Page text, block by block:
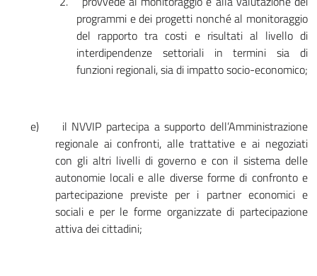
programmi e dei progetti nonché al monitoraggio
del rapporto tra costi e risultati al livello di
interdipendenze settoriali in termini sia di
funzioni regionali, sia di impatto socio-economico;
e)
il NVVIP partecipa a supporto dell’Amministrazione
regionale ai confronti, alle trattative e ai negoziati
con gli altri livelli di governo e con il sistema delle
autonomie locali e alle diverse forme di confronto e
partecipazione previste per i partner economici e
sociali e per le forme organizzate di partecipazione
attiva dei cittadini;